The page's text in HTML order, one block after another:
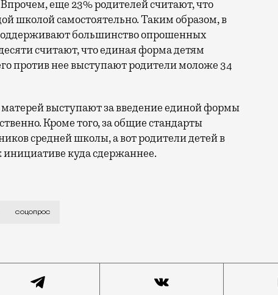
еще 23% родителей считают, что
школой самостоятельно. Таким образом, в
большинство опрошенных
считают, что единая форма детям
против нее выступают родители моложе 34
выступают за введение единой формы
Кроме того, за общие стандарты
средней школы, а вот родители детей в
куда сдержаннее.
чаще выступают родители моложе 34 лет. Сейчас
соцопрос